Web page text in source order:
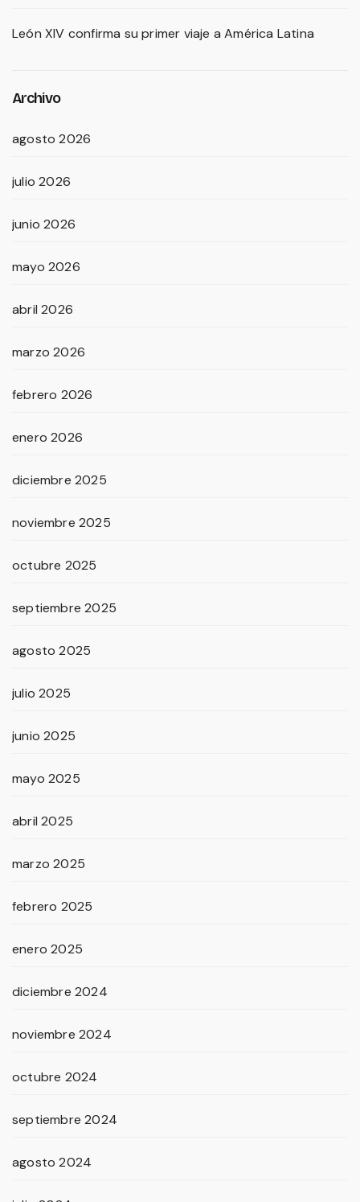
León XIV confirma su primer viaje a América Latina
Archivo
agosto 2026
julio 2026
junio 2026
mayo 2026
abril 2026
marzo 2026
febrero 2026
enero 2026
diciembre 2025
noviembre 2025
octubre 2025
septiembre 2025
agosto 2025
julio 2025
junio 2025
mayo 2025
abril 2025
marzo 2025
febrero 2025
enero 2025
diciembre 2024
noviembre 2024
octubre 2024
septiembre 2024
agosto 2024